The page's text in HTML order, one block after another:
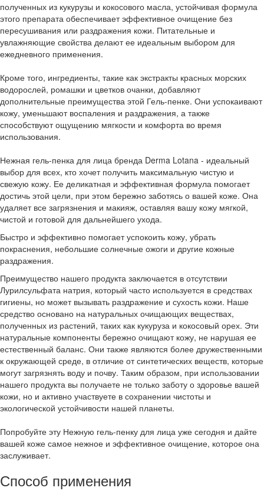
полученных из кукурузы и кокосового масла, устойчивая формула
этого препарата обеспечивает эффективное очищение без
пересушивания или раздражения кожи. Питательные и
увлажняющие свойства делают ее идеальным выбором для
ежедневного применения.
Кроме того, ингредиенты, такие как экстракты красных морских
водорослей, ромашки и цветков очанки, добавляют
дополнительные преимущества этой Гель-пенке. Они успокаивают
кожу, уменьшают воспаления и раздражения, а также
способствуют ощущению мягкости и комфорта во время
использования.
Нежная гель-пенка для лица бренда Derma Lotana - идеальный
выбор для всех, кто хочет получить максимальную чистую и
свежую кожу. Ее деликатная и эффективная формула помогает
достичь этой цели, при этом бережно заботясь о вашей коже. Она
удаляет все загрязнения и макияж, оставляя вашу кожу мягкой,
чистой и готовой для дальнейшего ухода.
Быстро и эффективно помогает успокоить кожу, убрать
покраснения, небольшие солнечные ожоги и другие кожные
раздражения.
Преимущество нашего продукта заключается в отсутствии
Лурилсульфата натрия, который часто используется в средствах
гигиены, но может вызывать раздражение и сухость кожи. Наше
средство основано на натуральных очищающих веществах,
полученных из растений, таких как кукуруза и кокосовый орех. Эти
натуральные компоненты бережно очищают кожу, не нарушая ее
естественный баланс. Они также являются более дружественными
к окружающей среде, в отличие от синтетических веществ, которые
могут загрязнять воду и почву. Таким образом, при использовании
нашего продукта вы получаете не только заботу о здоровье вашей
кожи, но и активно участвуете в сохранении чистоты и
экологической устойчивости нашей планеты.
Попробуйте эту Нежную гель-пенку для лица уже сегодня и дайте
вашей коже самое нежное и эффективное очищение, которое она
заслуживает.
Способ применения